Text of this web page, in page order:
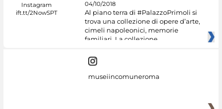
04/10/2018
Al piano terra di #PalazzoPrimoli si
trova una collezione di opere d’arte,
cimeli napoleonici, memorie
familiari. La collezione
museiincomuneroma